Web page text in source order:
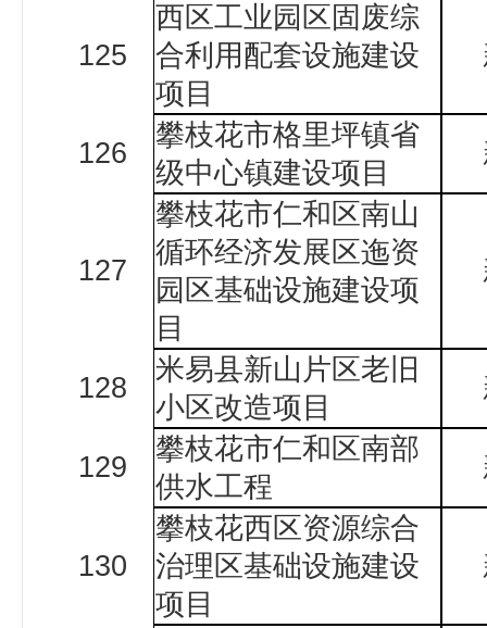
125
西区工业园区固废综
合利用配套设施建设
项目
126
攀枝花市格里坪镇省
级中心镇建设项目
127
攀枝花市仁和区南山
循环经济发展区迤资
园区基础设施建设项
目
128
米易县新山片区老旧
小区改造项目
129
攀枝花市仁和区南部
供水工程
130
攀枝花西区资源综合
治理区基础设施建设
项目